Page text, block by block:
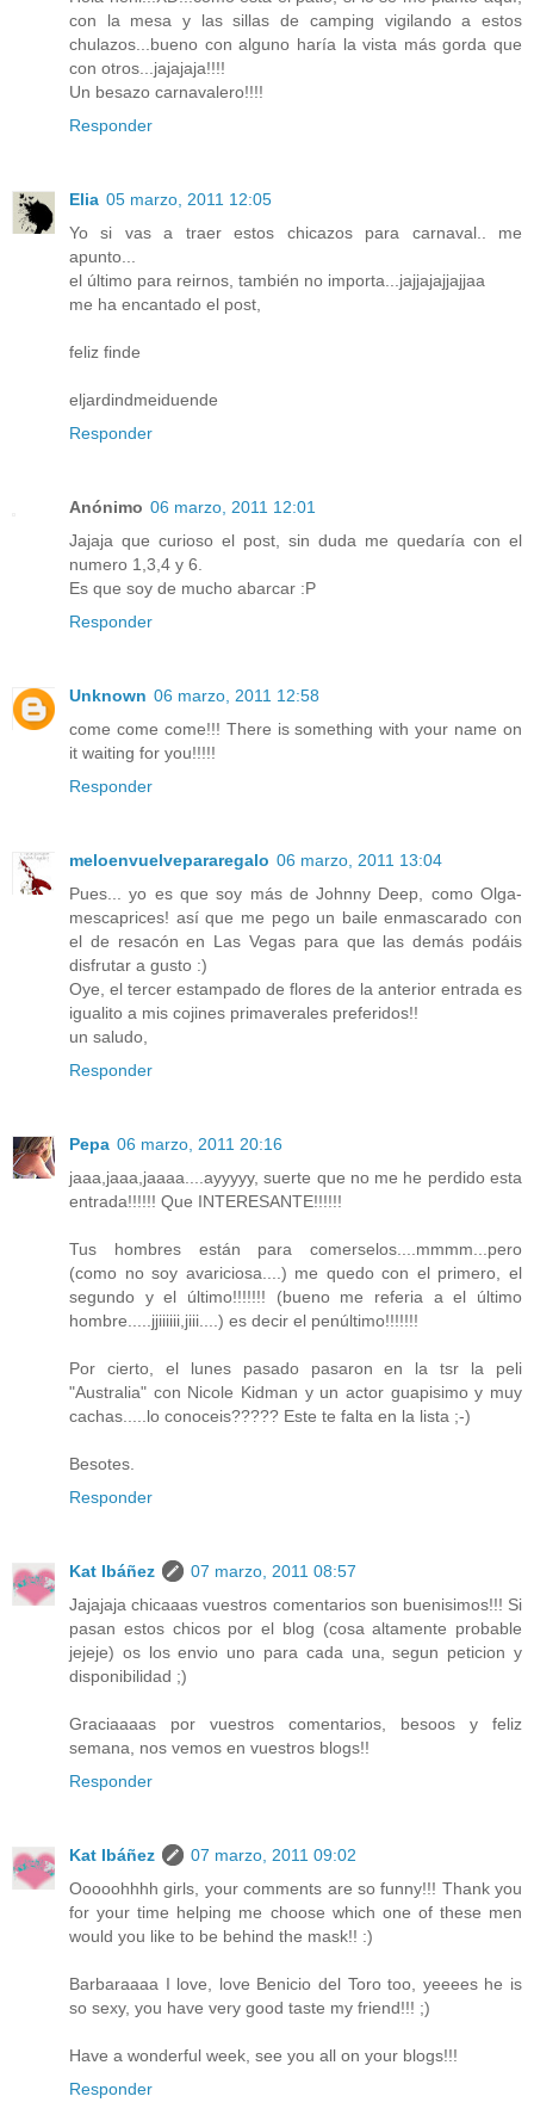
con la mesa y las sillas de camping vigilando a estos
chulazos...bueno con alguno haría la vista más gorda que
con otros...jajajaja!!!!
Un besazo carnavalero!!!!
Responder
Elia 05 marzo, 2011 12:05
Yo si vas a traer estos chicazos para carnaval.. me
apunto...
el último para reirnos, también no importa...jajjajajjajjaa
me ha encantado el post,
feliz finde
eljardindmeiduende
Responder
Anónimo 06 marzo, 2011 12:01
Jajaja que curioso el post, sin duda me quedaría con el
numero 1,3,4 y 6.
Es que soy de mucho abarcar :P
Responder
Unknown 06 marzo, 2011 12:58
come come come!!! There is something with your name on
it waiting for you!!!!!
Responder
meloenvuelvepararegalo 06 marzo, 2011 13:04
Pues... yo es que soy más de Johnny Deep, como Olga-
mescaprices! así que me pego un baile enmascarado con
el de resacón en Las Vegas para que las demás podáis
disfrutar a gusto :)
Oye, el tercer estampado de flores de la anterior entrada es
igualito a mis cojines primaverales preferidos!!
un saludo,
Responder
Pepa 06 marzo, 2011 20:16
jaaa,jaaa,jaaaa....ayyyyy, suerte que no me he perdido esta
entrada!!!!!! Que INTERESANTE!!!!!!
Tus hombres están para comerselos....mmmm...pero
(como no soy avariciosa....) me quedo con el primero, el
segundo y el último!!!!!!! (bueno me referia a el último
hombre.....jjiiiiii,jiii....) es decir el penúltimo!!!!!!!
Por cierto, el lunes pasado pasaron en la tsr la peli
"Australia" con Nicole Kidman y un actor guapisimo y muy
cachas.....lo conoceis????? Este te falta en la lista ;-)
Besotes.
Responder
Kat Ibáñez
07 marzo, 2011 08:57
Jajajaja chicaaas vuestros comentarios son buenisimos!!! Si
pasan estos chicos por el blog (cosa altamente probable
jejeje) os los envio uno para cada una, segun peticion y
disponibilidad ;)
Graciaaaas por vuestros comentarios, besoos y feliz
semana, nos vemos en vuestros blogs!!
Responder
Kat Ibáñez
07 marzo, 2011 09:02
Ooooohhhh girls, your comments are so funny!!! Thank you
for your time helping me choose which one of these men
would you like to be behind the mask!! :)
Barbaraaaa I love, love Benicio del Toro too, yeeees he is
so sexy, you have very good taste my friend!!! ;)
Have a wonderful week, see you all on your blogs!!!
Responder